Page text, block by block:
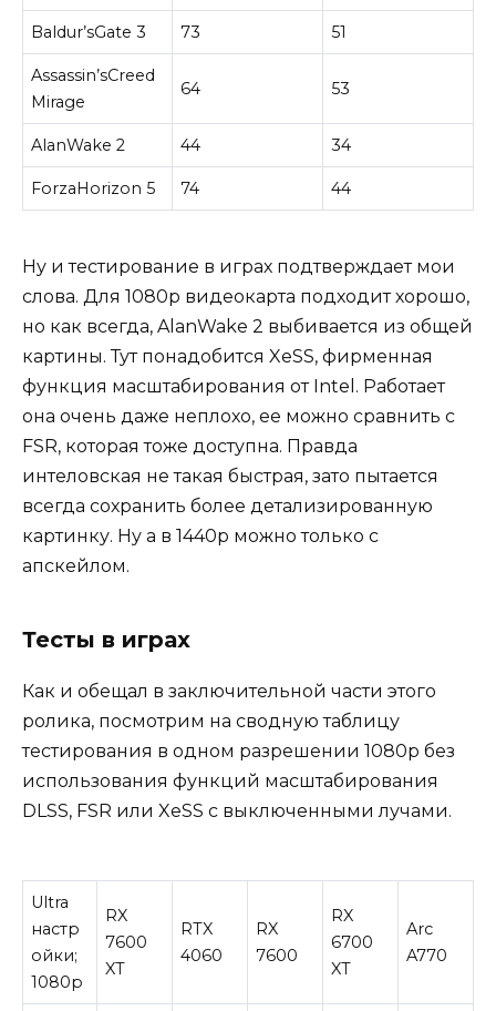
Baldur’sGate 3 73 51
Assassin’sCreed
Mirage
64 53
AlanWake 2 44 34
ForzaHorizon 5 74 44
Ну и тестирование в играх подтверждает мои
слова. Для 1080р видеокарта подходит хорошо,
но как всегда, AlanWake 2 выбивается из общей
картины. Тут понадобится XeSS, фирменная
функция масштабирования от Intel. Работает
она очень даже неплохо, ее можно сравнить с
FSR, которая тоже доступна. Правда
интеловская не такая быстрая, зато пытается
всегда сохранить более детализированную
картинку. Ну а в 1440р можно только с
апскейлом.
Тесты в играх
Как и обещал в заключительной части этого
ролика, посмотрим на сводную таблицу
тестирования в одном разрешении 1080р без
использования функций масштабирования
DLSS, FSR или XeSS с выключенными лучами.
Ultra
настр
ойки;
1080р
RX
7600
XT
RTX
4060
RX
7600
RX
6700
XT
Arc
A770